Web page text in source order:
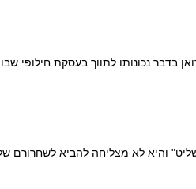
בדבר נכונותו לתווך בעסקת חילופי
והיא לא מצליחה להביא לשחרורם